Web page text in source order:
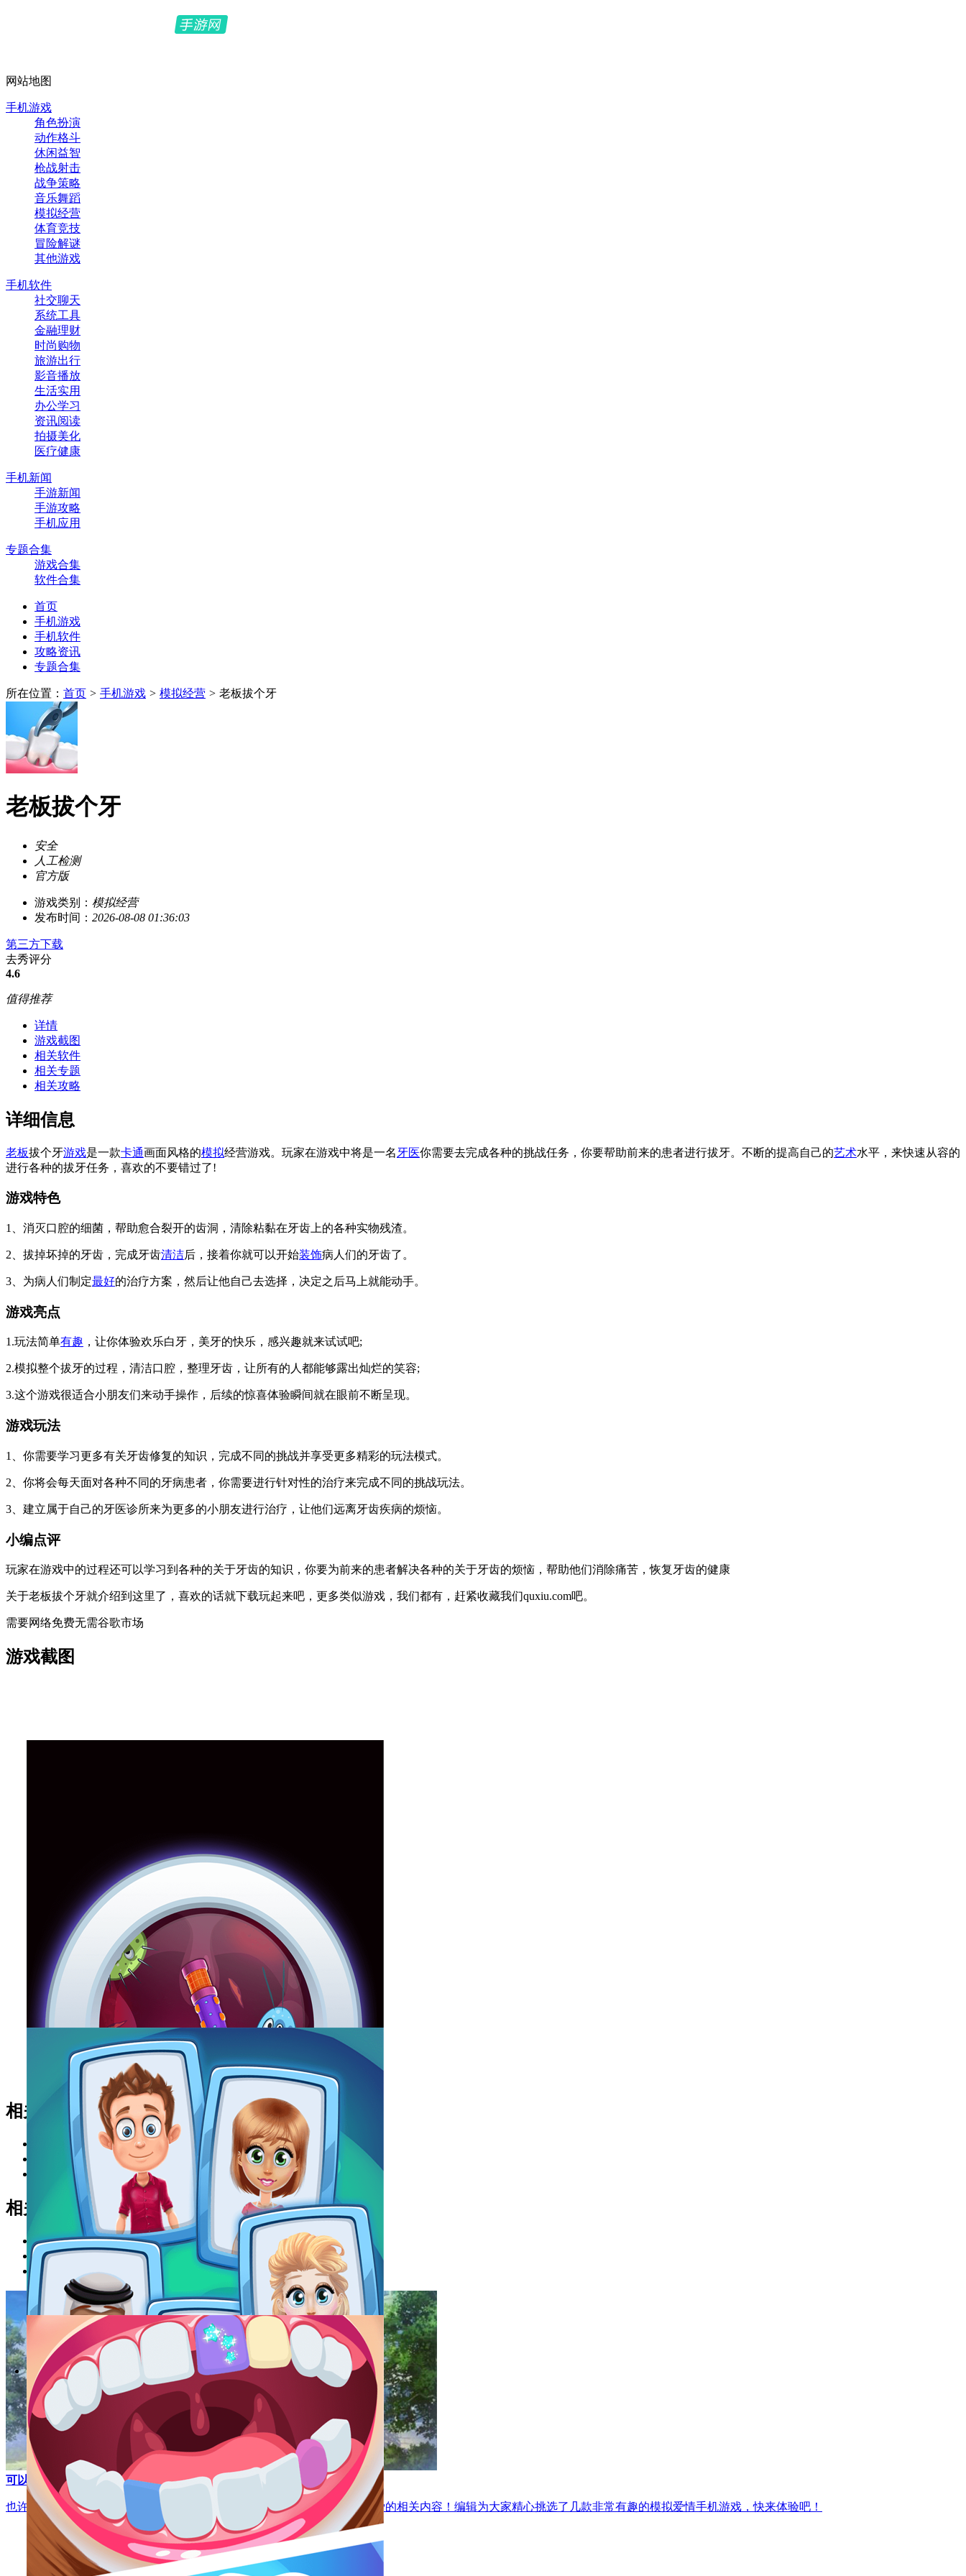
网站地图
手机游戏
角色扮演
动作格斗
休闲益智
枪战射击
战争策略
音乐舞蹈
模拟经营
体育竞技
冒险解谜
其他游戏
手机软件
社交聊天
系统工具
金融理财
时尚购物
旅游出行
影音播放
生活实用
办公学习
资讯阅读
拍摄美化
医疗健康
手机新闻
手游新闻
手游攻略
手机应用
专题合集
游戏合集
软件合集
首页
手机游戏
手机软件
攻略资讯
专题合集
所在位置： 首页 > 手机游戏 > 模拟经营 > 老板拔个牙
老板拔个牙
安全
人工检测
官方版
游戏类别： 模拟经营
发布时间： 2026-08-08 01:36:03
第三方下载
去秀评分
4.6
值得推荐
详情
游戏截图
相关软件
相关专题
相关攻略
详细信息
老板拔个牙游戏是一款卡通画面风格的模拟经营游戏。玩家在游戏中将是一名 牙医你需要去完成各种的挑战任务，你要帮助前来的患者进行拔牙。不断的提高自己的艺术水平，来快速从容的
进行各种的拔牙任务，喜欢的不要错过了!
游戏特色
1、消灭口腔的细菌，帮助愈合裂开的齿洞，清除粘黏在牙齿上的各种实物残渣。
2、拔掉坏掉的牙齿，完成牙齿清洁后，接着你就可以开始装饰病人们的牙齿了。
3、为病人们制定最好的治疗方案，然后让他自己去选择，决定之后马上就能动手。
游戏亮点
1.玩法简单有趣 ，让你体验欢乐白牙，美牙的快乐，感兴趣就来试试吧;
2.模拟整个拔牙的过程，清洁口腔，整理牙齿，让所有的人都能够露出灿烂的笑容;
3.这个游戏很适合小朋友们来动手操作，后续的惊喜体验瞬间就在眼前不断呈现。
游戏玩法
1、你需要学习更多有关牙齿修复的知识，完成不同的挑战并享受更多精彩的玩法模式。
2、你将会每天面对各种不同的牙病患者，你需要进行针对性的治疗来完成不同的挑战玩法。
3、建立属于自己的牙医诊所来为更多的小朋友进行治疗，让他们远离牙齿疾病的烦恼。
小编点评
玩家在游戏中的过程还可以学习到各种的关于牙齿的知识，你要为前来的患者解决各种的关于牙齿的烦恼，帮助他们消除痛苦，恢复牙齿的健康
关于老板拔个牙就介绍到这里了，喜欢的话就下载玩起来吧，更多类似游戏，我们都有，赶紧收藏我们quxiu.com吧。
需要网络免费无需谷歌市场
游戏截图
相关游戏
托卡城堡老爹野餐 平台：安卓 大小：119.23M 下载
闲置城市建设大亨
平台：安卓 大小：75.4MB 下载
创业见习生
平台：安卓 大小：49.49MB 下载
相关专题
可以模拟恋爱的游戏
模拟考古的游戏合集
经典模拟类的街机游戏
可以模拟恋爱的游戏
也许有些人对爱是茫然的，甚至是害怕的。模拟恋爱能让我们更容易理解爱的相关内容！编辑为大家精心挑选了几款非常有趣的模拟爱情手机游戏，快来体验吧！